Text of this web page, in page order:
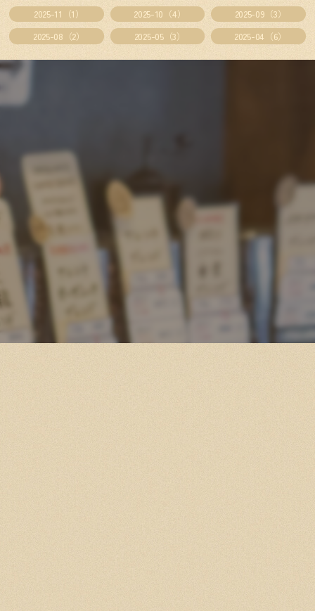
2025-11（1）
2025-10（4）
2025-09（3）
2025-08（2）
2025-05（3） 2025-04（6）